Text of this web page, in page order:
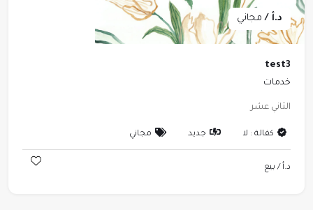
د.أ / مجاني
test3
خدمات
الثاني عشر
كفالة : لا جديد مجاني
د.أ / بيع